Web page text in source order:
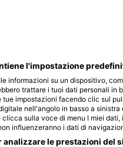
D J F M A M J J A
l'impostazione
informazioni su un dispositivo,
trattare i tuoi dati personali in
impostazioni facendo clic sul
nell'angolo in basso a
sulla voce di menu I miei
influenzeranno i dati di
le prestazioni del